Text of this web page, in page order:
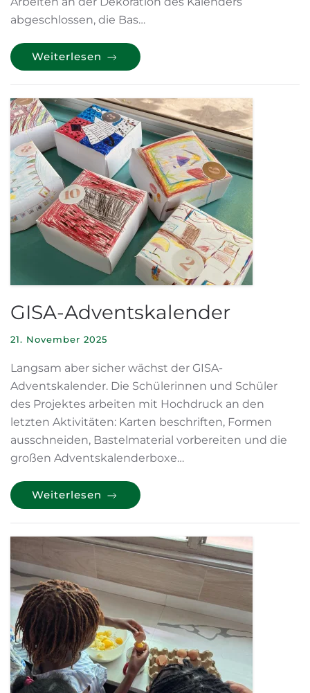
abgeschlossen, die Bas…
Weiterlesen
GISA-Adventskalender
21. November 2025
Langsam aber sicher wächst der GISA-
Adventskalender. Die Schülerinnen und Schüler
des Projektes arbeiten mit Hochdruck an den
letzten Aktivitäten: Karten beschriften, Formen
ausschneiden, Bastelmaterial vorbereiten und die
großen Adventskalenderboxe…
Weiterlesen